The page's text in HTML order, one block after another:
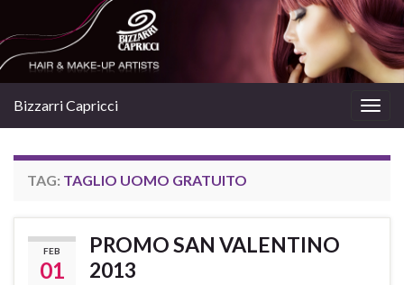
Bizzarri Capricci
TAG: TAGLIO UOMO GRATUITO
FEB
01
PROMO SAN VALENTINO
2013